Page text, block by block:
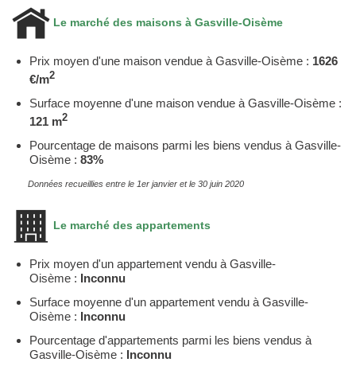
Le marché des maisons à Gasville-Oisème
Prix moyen d'une maison vendue à Gasville-Oisème : 1626
€/m2
Surface moyenne d'une maison vendue à Gasville-Oisème :
121 m2
Pourcentage de maisons parmi les biens vendus à Gasville-
Oisème : 83%
Données recueillies entre le 1er janvier et le 30 juin 2020
Le marché des appartements
Prix moyen d'un appartement vendu à Gasville-
Oisème : Inconnu
Surface moyenne d'un appartement vendu à Gasville-
Oisème : Inconnu
Pourcentage d'appartements parmi les biens vendus à
Gasville-Oisème : Inconnu